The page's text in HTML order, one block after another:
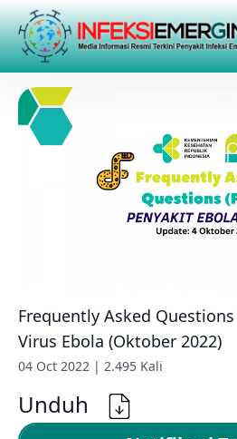
Frequently Asked Questions
Virus Ebola (Oktober 2022)
04 Oct 2022 | 2.495 Kali
Unduh